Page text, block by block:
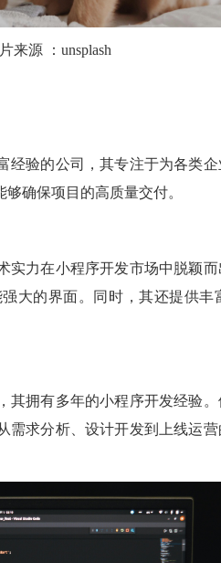
来源 ： unsplash
经验的公司，其专注于为各类企
确保项目的高质量交付。
实力在小程序开发市场中脱颖
大的界面。同时，其还提供丰
拥有多年的小程序开发经验
需求分析、设计开发到上线运